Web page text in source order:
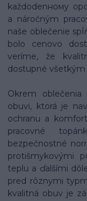
každodenному
a náročným
naše oblečenie
bolo cenovo
veríme, že
dostupné všetkým
Okrem
obuvi, ktorá je
ochranu a
pracovné
bezpečnostné
protišmykovými
teplu a ďalšími
pred rôznymi
kvalitná obuv je